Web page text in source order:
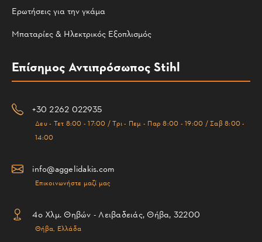
Ερωτήσεις για την γκάμα
Μπαταρίες & Ηλεκτρικός Εξοπλισμός
Επίσημος Αντιπρόσωπος Stihl
+30 2262 022935
Δευ - Τετ 8:00 - 17:00 / Τρι - Πεμ - Παρ 8:00 - 19:00 / Σαβ 8:00 -
14:00
info@aggelidakis.com
Επικοινωνήστε μαζί μας
4ο Χλμ. Θηβών - Λειβαδειάς, Θήβα, 32200
Θήβα, Ελλάδα